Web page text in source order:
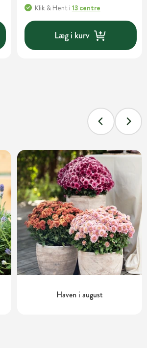
Klik & Hent i 13 centre
Læg i kurv
Haven i august